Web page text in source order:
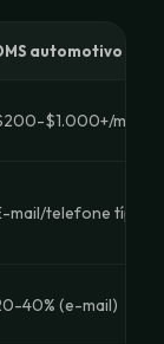
automotivo
$1.000+/mês
mail/telefone típico
40% (e-mail)